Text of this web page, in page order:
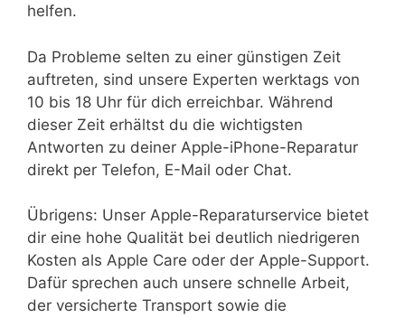
helfen.
Da Probleme selten zu einer günstigen Zeit
auftreten, sind unsere Experten werktags von
10 bis 18 Uhr für dich erreichbar. Während
dieser Zeit erhältst du die wichtigsten
Antworten zu deiner Apple-iPhone-Reparatur
direkt per Telefon, E-Mail oder Chat.
Übrigens: Unser Apple-Reparaturservice bietet
dir eine hohe Qualität bei deutlich niedrigeren
Kosten als Apple Care oder der Apple-Support.
Dafür sprechen auch unsere schnelle Arbeit,
der versicherte Transport sowie die